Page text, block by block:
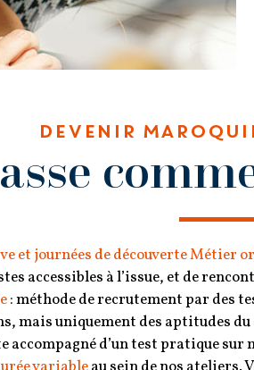
DEVENIR
et journées de découverte Métier
accessibles à l’issue, et de
: méthode de recrutement par des
mais uniquement des aptitudes
accompagné d’un test pratique sur